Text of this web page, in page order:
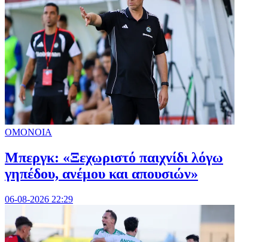
ΟΜΟΝΟΙΑ
Μπεργκ: «Ξεχωριστό παιχνίδι λόγω
γηπέδου, ανέμου και απουσιών»
06-08-2026 22:29